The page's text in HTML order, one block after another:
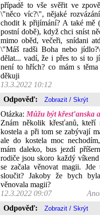
případě to vše svěřit ve
\"něco víc?\", nějaké
chodit k přijímání? A také mě
postní době), když chci sníst
mimo oběd, večeři, snídani
\"Máš radši Boha nebo
dělat... vadí, že i přes to si to
není to hřích? co mám s těma
děkuji
13.3.2022 10:12
Odpověď:
Otázka: Můžu být křesťanska
Znám několik křesťanů, kteří
kostela a při tom se zabývají
ale do kostela moc
mám daleko, bus jezdí
rodiče jsou skoro každý
se začala věnovat magii.
sloučit? Jakoby že bych
věnovala magii?
12.3.2022 09:07
Odpověď: